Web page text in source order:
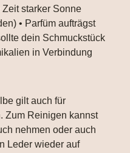
starker Sonne
• Parfüm aufträgst
dein Schmuckstück
in Verbindung
gilt auch für
Zum Reinigen kannst
nehmen oder auch
Leder wieder auf